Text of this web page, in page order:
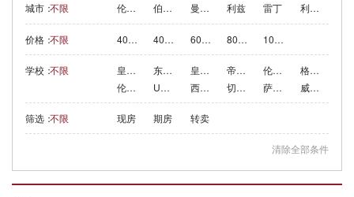
城市：不限 伦敦 伯明翰 曼彻斯特 利兹 雷丁 利物浦
价格：不限 40万镑以下 40-60万镑 60-80万镑 80-100万镑 100万镑以上
学校：不限 皇家艺术学院 东伦敦大学 皇家音乐学院 帝国理工学院 伦敦玛丽女王大学
格林威治大学
伦敦商学院
UCL东校区 西伦敦大学 切尔西艺术与设计学院 萨福克大学 威斯敏斯特大学
筛选：不限 现房 期房 转卖
清除全部条件